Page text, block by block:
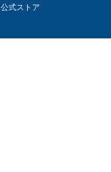
公式ストア